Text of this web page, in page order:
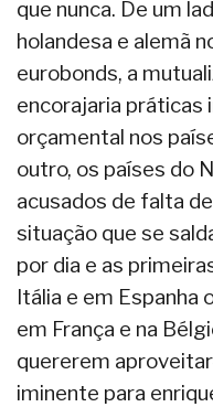
que nunca. De um
holandesa e alemã
eurobonds, a
encorajaria práticas
orçamental nos
outro, os países do
acusados de falta
situação que se
por dia e as
Itália e em Espanha
em França e na
quererem
iminente para